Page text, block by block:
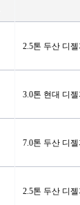
2.5톤 두산 디
3.0톤 현대 디
7.0톤 두산 디
2.5톤 두산 디